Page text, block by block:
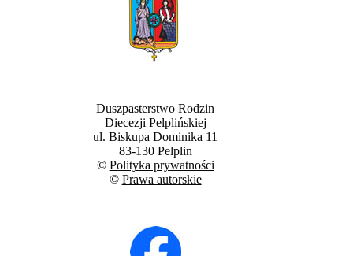
Duszpasterstwo Rodzin
Diecezji Pelplińskiej
ul. Biskupa Dominika 11
83-130 Pelplin
© Polityka prywatności
© Prawa autorskie